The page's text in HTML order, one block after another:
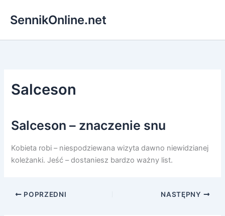
SennikOnline.net
Salceson
Salceson – znaczenie snu
Kobieta robi – niespodziewana wizyta dawno niewidzianej
koleżanki. Jeść – dostaniesz bardzo ważny list.
POPRZEDNI NASTĘPNY